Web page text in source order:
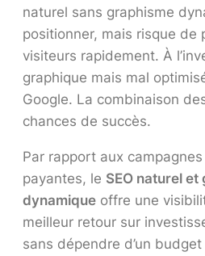
naturel sans graphisme
positionner, mais risque de
visiteurs rapidement. À
graphique mais mal
Google. La combinaison
chances de succès.
Par rapport aux
payantes, le SEO naturel
dynamique offre une
meilleur retour sur
sans dépendre d’un